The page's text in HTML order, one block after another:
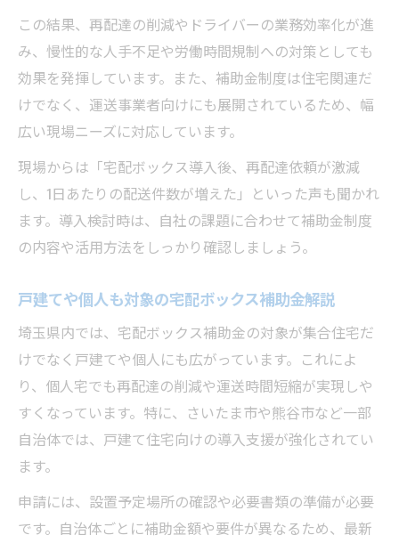
この結果、再配達の削減やドライバーの業務効率化が進
み、慢性的な人手不足や労働時間規制への対策としても
効果を発揮しています。また、補助金制度は住宅関連だ
けでなく、運送事業者向けにも展開されているため、幅
広い現場ニーズに対応しています。
現場からは「宅配ボックス導入後、再配達依頼が激減
し、1日あたりの配送件数が増えた」といった声も聞かれ
ます。導入検討時は、自社の課題に合わせて補助金制度
の内容や活用方法をしっかり確認しましょう。
戸建てや個人も対象の宅配ボックス補助金解説
埼玉県内では、宅配ボックス補助金の対象が集合住宅だ
けでなく戸建てや個人にも広がっています。これによ
り、個人宅でも再配達の削減や運送時間短縮が実現しや
すくなっています。特に、さいたま市や熊谷市など一部
自治体では、戸建て住宅向けの導入支援が強化されてい
ます。
申請には、設置予定場所の確認や必要書類の準備が必要
です。自治体ごとに補助金額や要件が異なるため、最新